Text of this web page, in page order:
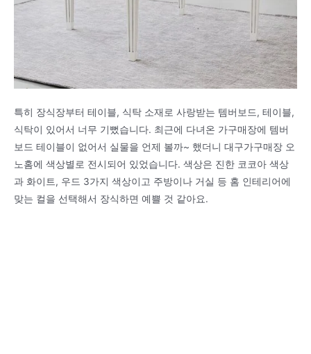
특히 장식장부터 테이블, 식탁 소재로 사랑받는 템버보드, 테이블,
식탁이 있어서 너무 기뻤습니다. 최근에 다녀온 가구매장에 템버
보드 테이블이 없어서 실물을 언제 볼까~ 했더니 대구가구매장 오
노홈에 색상별로 전시되어 있었습니다. 색상은 진한 코코아 색상
과 화이트, 우드 3가지 색상이고 주방이나 거실 등 홈 인테리어에
맞는 컬을 선택해서 장식하면 예쁠 것 같아요.